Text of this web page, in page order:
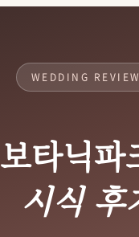
WEDDING
보타닉파
시식 후